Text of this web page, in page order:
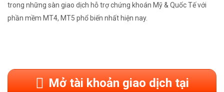
trong những sàn giao dịch hỗ trợ chứng khoán Mỹ & Quốc Tế với
phần mềm MT4, MT5 phổ biến nhất hiện nay.
Mở tài khoản giao dịch tại